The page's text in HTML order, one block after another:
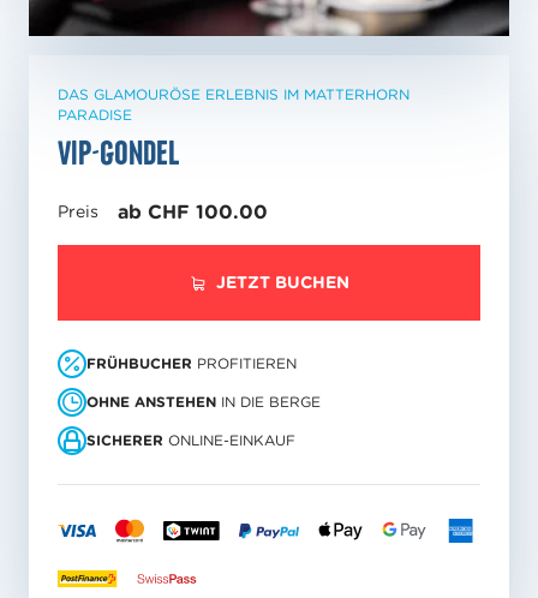
DAS GLAMOURÖSE ERLEBNIS IM MATTERHORN
PARADISE
VIP-Gondel
Preis ab CHF 100.00
JETZT BUCHEN
FRÜHBUCHER PROFITIEREN
OHNE ANSTEHEN IN DIE BERGE
SICHERER ONLINE-EINKAUF